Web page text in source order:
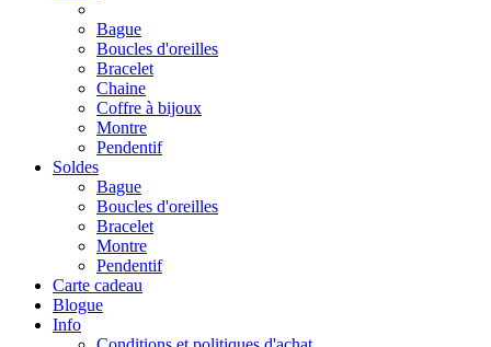
Bague
Boucles d'oreilles
Bracelet
Chaine
Coffre à bijoux
Montre
Pendentif
Soldes
Bague
Boucles d'oreilles
Bracelet
Montre
Pendentif
Carte cadeau
Blogue
Info